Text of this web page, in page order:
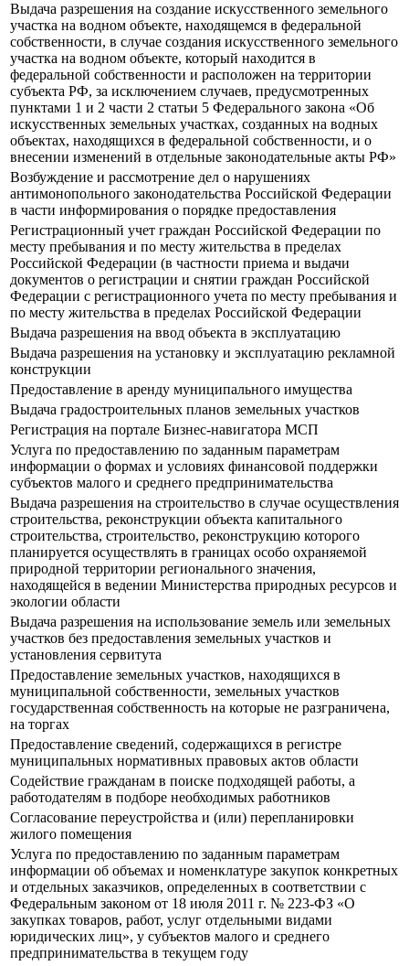
Выдача разрешения на создание искусственного земельного
участка на водном объекте, находящемся в федеральной
собственности, в случае создания искусственного земельного
участка на водном объекте, который находится в
федеральной собственности и расположен на территории
субъекта РФ, за исключением случаев, предусмотренных
пунктами 1 и 2 части 2 статьи 5 Федерального закона «Об
искусственных земельных участках, созданных на водных
объектах, находящихся в федеральной собственности, и о
внесении изменений в отдельные законодательные акты РФ»
Возбуждение и рассмотрение дел о нарушениях
антимонопольного законодательства Российской Федерации
в части информирования о порядке предоставления
Регистрационный учет граждан Российской Федерации по
месту пребывания и по месту жительства в пределах
Российской Федерации (в частности приема и выдачи
документов о регистрации и снятии граждан Российской
Федерации с регистрационного учета по месту пребывания и
по месту жительства в пределах Российской Федерации
Выдача разрешения на ввод объекта в эксплуатацию
Выдача разрешения на установку и эксплуатацию рекламной
конструкции
Предоставление в аренду муниципального имущества
Выдача градостроительных планов земельных участков
Регистрация на портале Бизнес-навигатора МСП
Услуга по предоставлению по заданным параметрам
информации о формах и условиях финансовой поддержки
субъектов малого и среднего предпринимательства
Выдача разрешения на строительство в случае осуществления
строительства, реконструкции объекта капитального
строительства, строительство, реконструкцию которого
планируется осуществлять в границах особо охраняемой
природной территории регионального значения,
находящейся в ведении Министерства природных ресурсов и
экологии области
Выдача разрешения на использование земель или земельных
участков без предоставления земельных участков и
установления сервитута
Предоставление земельных участков, находящихся в
муниципальной собственности, земельных участков
государственная собственность на которые не разграничена,
на торгах
Предоставление сведений, содержащихся в регистре
муниципальных нормативных правовых актов области
Содействие гражданам в поиске подходящей работы, а
работодателям в подборе необходимых работников
Согласование переустройства и (или) перепланировки
жилого помещения
Услуга по предоставлению по заданным параметрам
информации об объемах и номенклатуре закупок конкретных
и отдельных заказчиков, определенных в соответствии с
Федеральным законом от 18 июля 2011 г. № 223-ФЗ «О
закупках товаров, работ, услуг отдельными видами
юридических лиц», у субъектов малого и среднего
предпринимательства в текущем году